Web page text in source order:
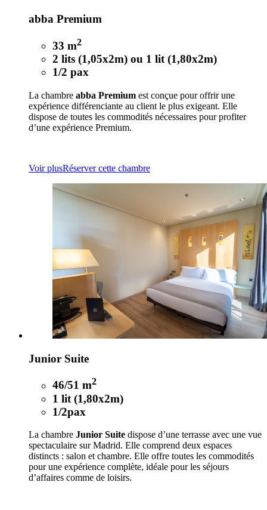
abba Premium
33 m2
2 lits (1,05x2m) ou 1 lit (1,80x2m)
1/2 pax
La chambre abba Premium est conçue pour offrir une
expérience différenciante au client le plus exigeant. Elle
dispose de toutes les commodités nécessaires pour profiter
d’une expérience Premium.
Voir plusRéserver cette chambre
Junior Suite
46/51 m2
1 lit (1,80x2m)
1/2pax
La chambre Junior Suite dispose d’une terrasse avec une vue
spectaculaire sur Madrid. Elle comprend deux espaces
distincts : salon et chambre. Elle offre toutes les commodités
pour une expérience complète, idéale pour les séjours
d’affaires comme de loisirs.